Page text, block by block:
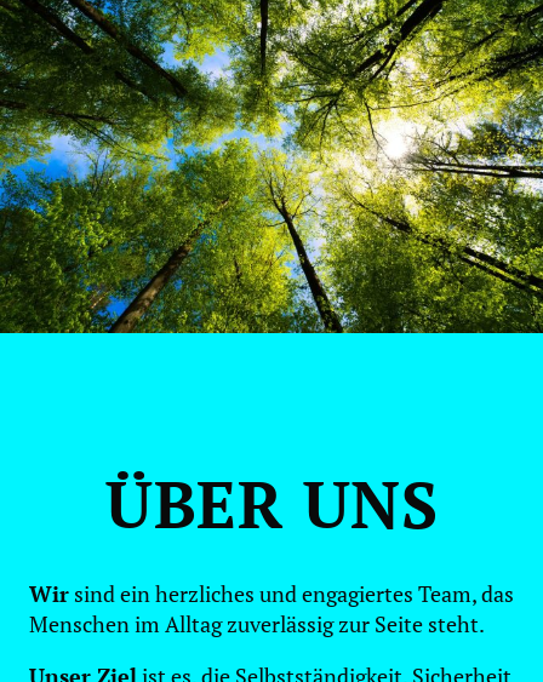
ÜBER UNS
Wir sind ein herzliches und engagiertes Team, das
Menschen im Alltag zuverlässig zur Seite steht.